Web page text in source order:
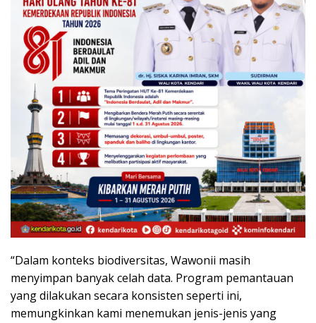
“Dalam konteks biodiversitas, Wawonii masih
menyimpan banyak celah data. Program pemantauan
yang dilakukan secara konsisten seperti ini,
memungkinkan kami menemukan jenis-jenis yang